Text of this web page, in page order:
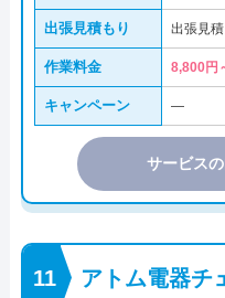
出張見積もり 出張見
作業料金 8,800円
キャンペーン ―
サービス
アトム電器チ